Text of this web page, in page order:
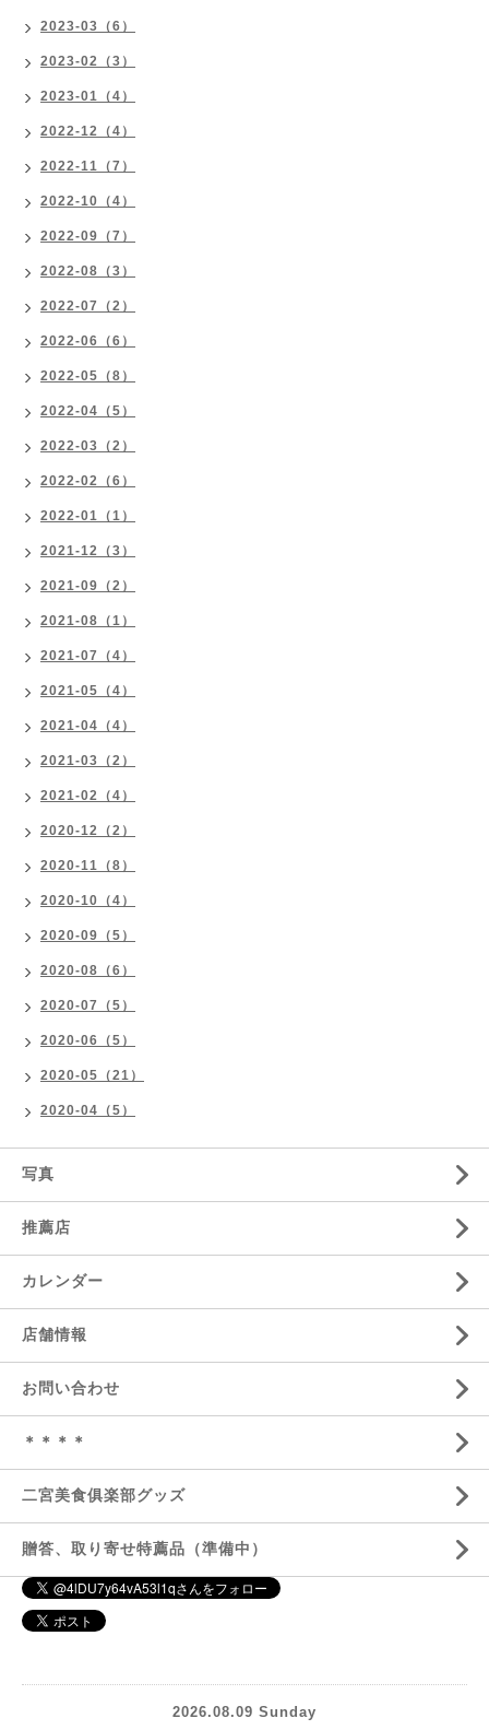
2023-03（6）
2023-02（3）
2023-01（4）
2022-12（4）
2022-11（7）
2022-10（4）
2022-09（7）
2022-08（3）
2022-07（2）
2022-06（6）
2022-05（8）
2022-04（5）
2022-03（2）
2022-02（6）
2022-01（1）
2021-12（3）
2021-09（2）
2021-08（1）
2021-07（4）
2021-05（4）
2021-04（4）
2021-03（2）
2021-02（4）
2020-12（2）
2020-11（8）
2020-10（4）
2020-09（5）
2020-08（6）
2020-07（5）
2020-06（5）
2020-05（21）
2020-04（5）
写真
推薦店
カレンダー
店舗情報
お問い合わせ
＊＊＊＊
二宮美食俱楽部グッズ
贈答、取り寄せ特薦品（準備中）
2026.08.09 Sunday